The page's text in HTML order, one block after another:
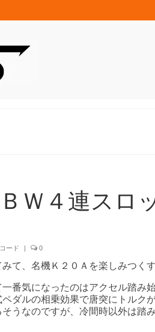
Ｗ４連スロ
ード | 0
て、名機Ｋ２０Ａを楽しみつく
番気になったのはアクセル踏み
ダルの相乗効果で唐突にトルク
うなのですが、冷間時以外は踏